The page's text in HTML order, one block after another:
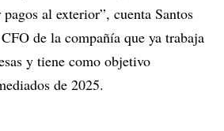
al exterior”, cuenta Santos
de la compañía que ya trabaja
y tiene como objetivo
de 2025.